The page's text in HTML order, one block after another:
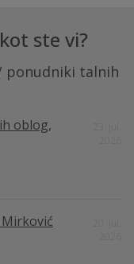
ste vi?
ponudniki talnih
oblog,